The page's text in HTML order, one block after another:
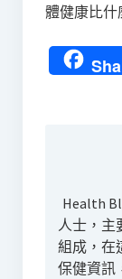
體健康比什
Health
人士，主
組成，在
保健資訊